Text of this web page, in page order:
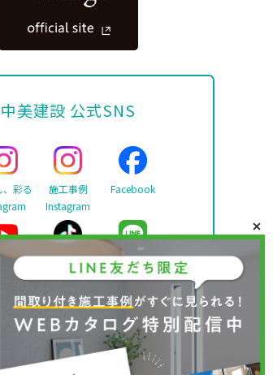
中美建設 公式SNS
、彩る
施工事例
Instagram
Facebook
TikTok LINE